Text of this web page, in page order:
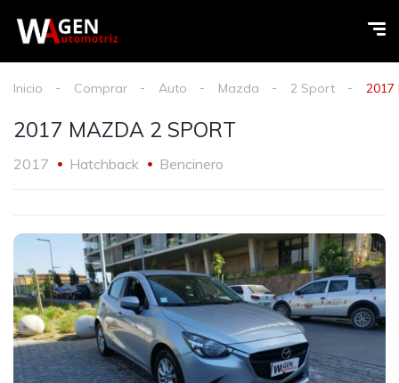
Inicio Comprar Auto Mazda 2 Sport 2017
2017 MAZDA 2 SPORT
2017 Hatchback Bencinero